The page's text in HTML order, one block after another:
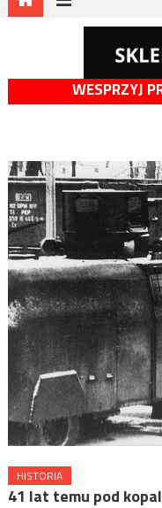
WESPRZYJ
HISTORIA
41 lat temu pod